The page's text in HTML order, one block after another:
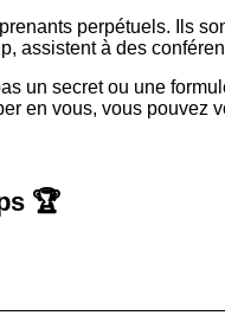
perpétuels. Ils
assistent à des
un secret ou une
en vous, vous pouvez
🏆